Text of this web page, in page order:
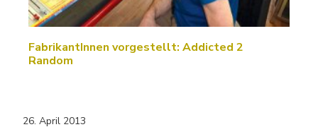
FabrikantInnen vorgestellt: Addicted 2
Random
26. April 2013